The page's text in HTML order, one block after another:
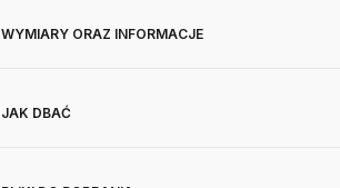
WYMIARY ORAZ INFORMACJE
JAK DBAĆ